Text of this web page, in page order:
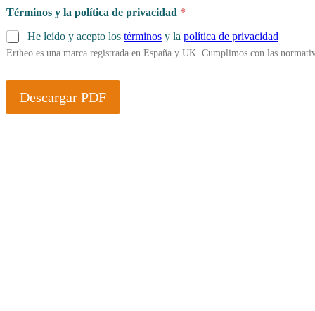
Términos y la política de privacidad *
He leído y acepto los términos y la política de privacidad
Ertheo es una marca registrada en España y UK. Cumplimos con las
Descargar PDF